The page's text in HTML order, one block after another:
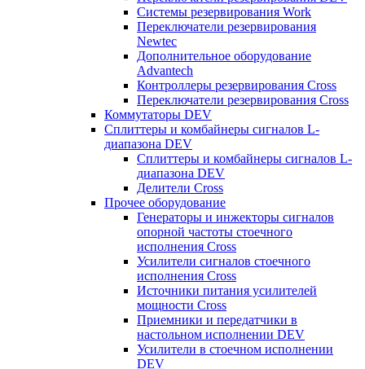
Системы резервирования Work
Переключатели резервирования
Newtec
Дополнительное оборудование
Advantech
Контроллеры резервирования Cross
Переключатели резервирования Cross
Коммутаторы DEV
Сплиттеры и комбайнеры сигналов L-
диапазона DEV
Сплиттеры и комбайнеры сигналов L-
диапазона DEV
Делители Cross
Прочее оборудование
Генераторы и инжекторы сигналов
опорной частоты стоечного
исполнения Cross
Усилители сигналов стоечного
исполнения Cross
Источники питания усилителей
мощности Cross
Приемники и передатчики в
настольном исполнении DEV
Усилители в стоечном исполнении
DEV